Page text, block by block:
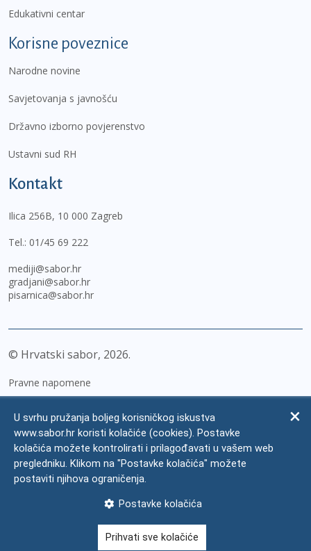
Edukativni centar
Korisne poveznice
Narodne novine
Savjetovanja s javnošću
Državno izborno povjerenstvo
Ustavni sud RH
Kontakt
Ilica 256B, 10 000 Zagreb
Tel.: 01/45 69 222
mediji@sabor.hr
gradjani@sabor.hr
pisarnica@sabor.hr
© Hrvatski sabor, 2026
Pravne napomene
Zaštita osobnih podataka
Impressum
Česta pitanja
U svrhu pružanja boljeg korisničkog iskustva
www.sabor.hr koristi kolačiće (cookies). Postavke
kolačića možete kontrolirati i prilagođavati u vašem web
pregledniku. Klikom na "Postavke kolačića" možete
postaviti njihova ograničenja.
Postavke kolačića
Prihvati sve kolačiće